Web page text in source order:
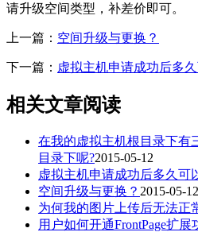
请升级空间类型，补差价即可。
上一篇： 空间升级与更换？
下一篇： 虚拟主机申请成功后多
相关文章阅读
在我的虚拟主机根目录下有
目录下呢?2015-05-12
虚拟主机申请成功后多久可
空间升级与更换？ 2015-05-12
为何我的图片上传后无法正
用户如何开通FrontPage扩展